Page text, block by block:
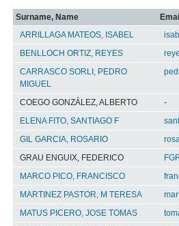
Surname, Name
Email
ARRILLAGA MATEOS, ISABEL
BENLLOCH ORTIZ, REYES
CARRASCO SORLI, PEDRO
MIGUEL
COEGO GONZÁLEZ, ALBERTO
-
ELENA FITO, SANTIAGO F
GIL GARCIA, ROSARIO
GRAU ENGUIX, FEDERICO
MARCO PICO, FRANCISCO
MARTINEZ PASTOR, M TERESA
MATUS PICERO, JOSE TOMAS